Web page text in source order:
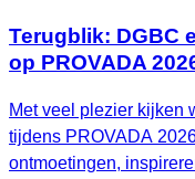
Terugblik: DGBC
op PROVADA
Met veel plezier kijken
tijdens PROVADA
ontmoetingen,